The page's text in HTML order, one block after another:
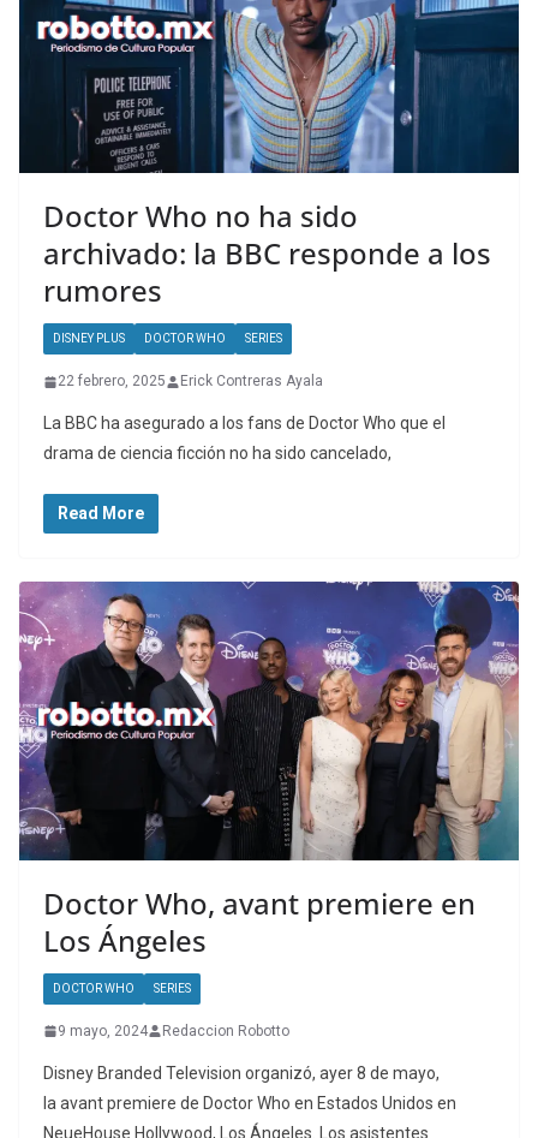
Doctor Who no ha sido
archivado: la BBC responde a los
rumores
DISNEY PLUS DOCTOR WHO SERIES
22 febrero, 2025 Erick Contreras Ayala
La BBC ha asegurado a los fans de Doctor Who que el
drama de ciencia ficción no ha sido cancelado,
Read More
Doctor Who, avant premiere en
Los Ángeles
DOCTOR WHO SERIES
9 mayo, 2024 Redaccion Robotto
Disney Branded Television organizó, ayer 8 de mayo,
la avant premiere de Doctor Who en Estados Unidos en
NeueHouse Hollywood, Los Ángeles. Los asistentes